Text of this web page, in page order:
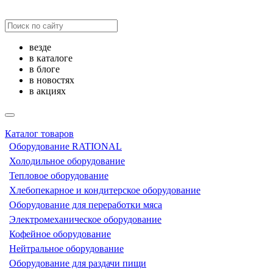
везде
в каталоге
в блоге
в новостях
в акциях
Каталог товаров
Оборудование RATIONAL
Холодильное оборудование
Тепловое оборудование
Хлебопекарное и кондитерское оборудование
Оборудование для переработки мяса
Электромеханическое оборудование
Кофейное оборудование
Нейтральное оборудование
Оборудование для раздачи пищи